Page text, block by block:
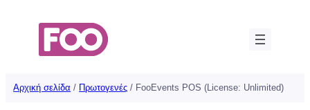
περιεχόμενο
Αρχική σελίδα / Πρωτογενές / FooEvents POS (License: Unlimited)